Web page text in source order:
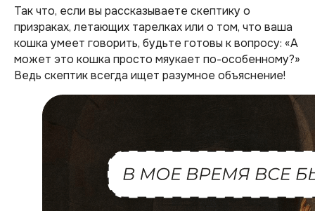
Так что, если вы рассказываете скептику о
призраках, летающих тарелках или о том, что ваша
кошка умеет говорить, будьте готовы к вопросу: «А
может это кошка просто мяукает по-особенному?»
Ведь скептик всегда ищет разумное объяснение!